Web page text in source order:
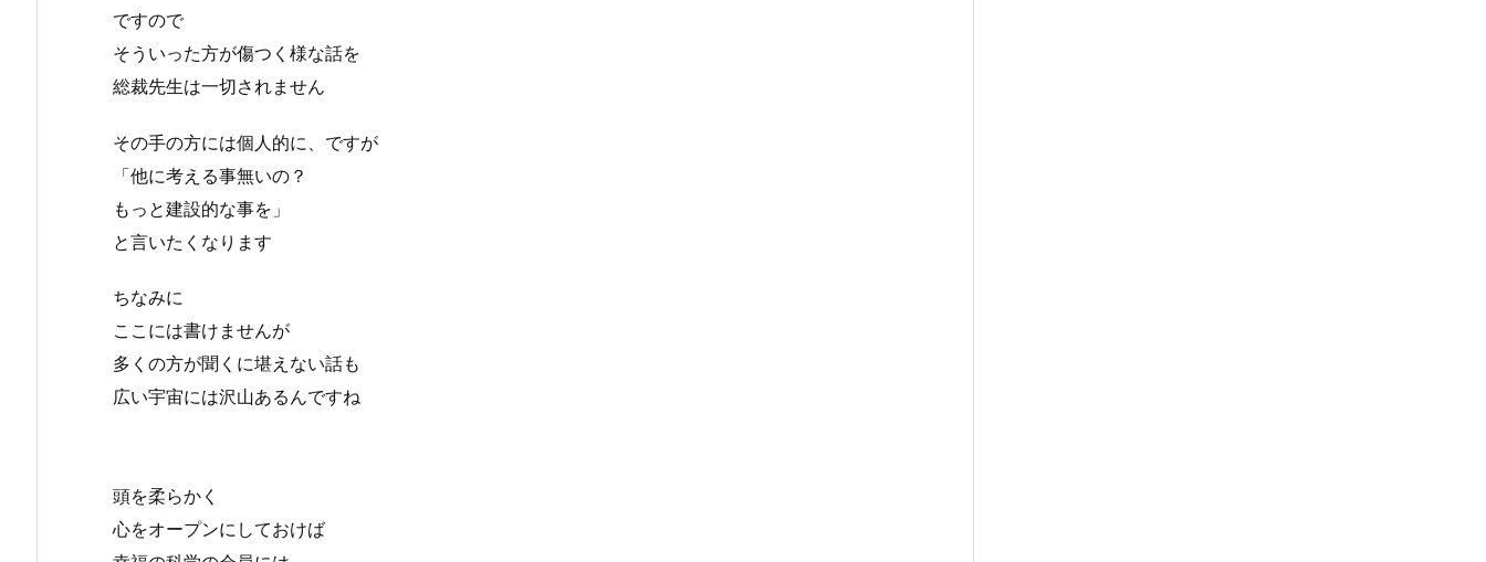
ですので
そういった方が傷つく様な話を
総裁先生は一切されません
その手の方には個人的に、ですが
「他に考える事無いの？
もっと建設的な事を」
と言いたくなります
ちなみに
ここには書けませんが
多くの方が聞くに堪えない話も
広い宇宙には沢山あるんですね
頭を柔らかく
心をオープンにしておけば